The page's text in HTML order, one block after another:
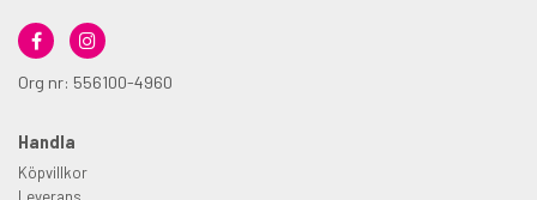
Org nr: 556100-4960
Handla
Köpvillkor